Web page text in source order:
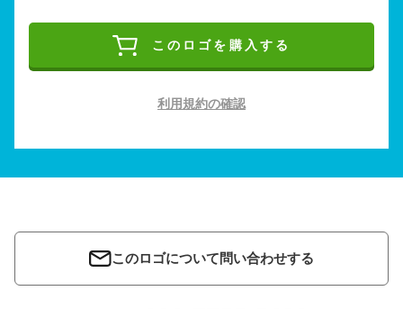
このロゴを購入する
利用規約の確認
このロゴについて問い合わせする